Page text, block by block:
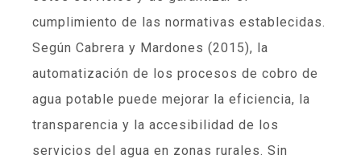
cumplimiento de las normativas establecidas.
Según Cabrera y Mardones (2015), la
automatización de los procesos de cobro de
agua potable puede mejorar la eficiencia, la
transparencia y la accesibilidad de los
servicios del agua en zonas rurales. Sin